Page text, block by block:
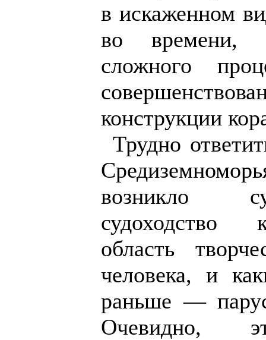
в искаженном
во времени,
сложного
конструкции
Трудно
возникло
судоходство
область
человека, и
раньше —
Очевидно,